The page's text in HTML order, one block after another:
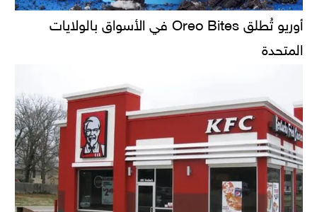
أوريو تُطلق Oreo Bites في الأسواق بالولايات
المتحدة